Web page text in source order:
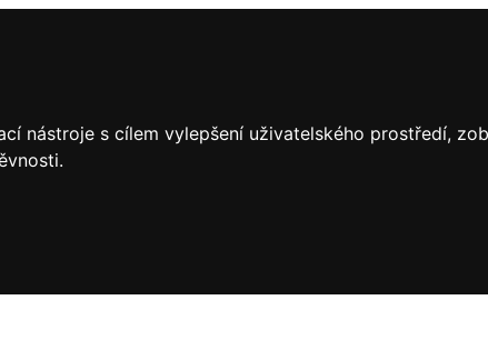
nástroje s cílem vylepšení uživatelského prostředí,